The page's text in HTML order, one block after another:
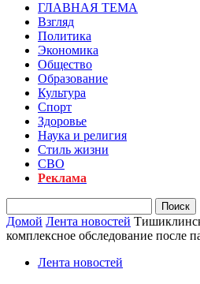
ГЛАВНАЯ ТЕМА
Взгляд
Политика
Экономика
Общество
Образование
Культура
Спорт
Здоровье
Наука и религия
Стиль жизни
СВО
Реклама
Домой Лента новостей
комплексное обследование после
Лента новостей